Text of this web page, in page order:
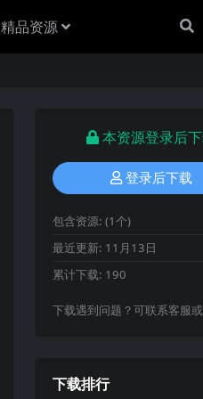
精品资源
本资源登录后
登录后下载
包含资源: (1个)
最近更新: 11月13日
累计下载: 190
下载遇到问题？可联系客服
下载排行